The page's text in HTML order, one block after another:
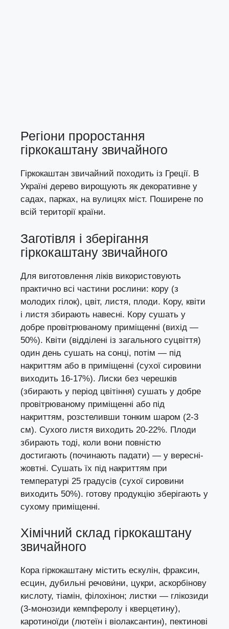
Регіони проростання
гіркокаштану звичайного
Гіркокаштан звичайний походить із Греції. В
Україні дерево вирощують як декоративне у
садах, парках, на вулицях міст. Поширене по
всій території країни.
Заготівля і зберігання
гіркокаштану звичайного
Для виготовлення ліків використовують
практично всі частини рослини: кору (з
молодих гілок), цвіт, листя, плоди. Кору, квіти
і листя збирають навесні. Кору сушать у
добре провітрюваному приміщенні (вихід —
50%). Квіти (відділені із загального суцвіття)
один день сушать на сонці, потім — під
накриттям або в приміщенні (сухої сировини
виходить 16-17%). Лиски без черешків
(збирають у період цвітіння) сушать у добре
провітрюваному приміщенні або під
накриттям, розстеливши тонким шаром (2-3
см). Сухого листя виходить 20-22%. Плоди
збирають тоді, коли вони повністю
достигають (починають падати) — у вересні-
жовтні. Сушать їх під накриттям при
температурі 25 градусів (сухої сировини
виходить 50%). готову продукцію зберігають у
сухому приміщенні.
Хімічний склад гіркокаштану
звичайного
Кора гіркокаштану містить ескулін, фраксин,
есцин, дубильні речови́ни, цукри, аскорбінову
кислоту, тіамін, філохінон; листки — глікозиди
(3-монозиди кемпферолу і кверцетину),
каротиноїди (лютеїн і віолаксантин), пектинові